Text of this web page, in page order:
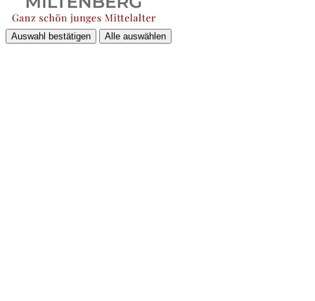
Auswahl bestätigen Alle auswählen